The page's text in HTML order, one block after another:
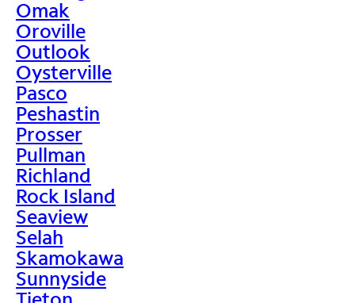
Omak
Oroville
Outlook
Oysterville
Pasco
Peshastin
Prosser
Pullman
Richland
Rock Island
Seaview
Selah
Skamokawa
Sunnyside